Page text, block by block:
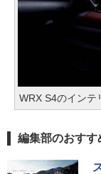
WRX S4のインテ
編集部のおすす